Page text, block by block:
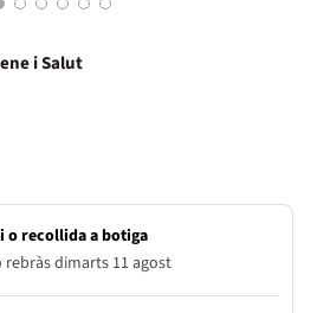
2 3 4 5 6
i Salut
o recollida a botiga
rebràs dimarts 11 agost